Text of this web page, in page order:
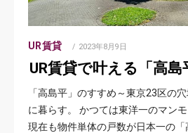
UR賃貸
POSTED
2023年8月9日
UR賃貸で叶える「高島
「高島平」のすすめ～東京23区の
に暮らす。 かつては東洋一のマンモ
現在も物件単体の戸数が日本一の「